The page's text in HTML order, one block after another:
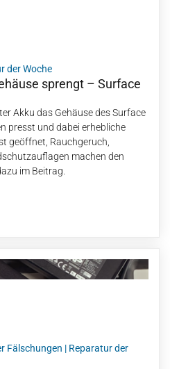
der Woche
sprengt – Surface
Akku das Gehäuse des Surface
presst und dabei erhebliche
geöffnet, Rauchgeruch,
machen den
im Beitrag.
Fälschungen | Reparatur der